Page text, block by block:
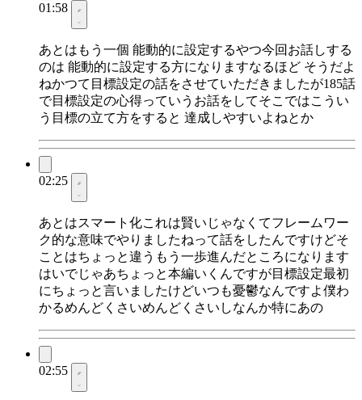
01:58
あとはもう一個 能動的に設定するやつ今回お話しする
のは 能動的に設定する方になりますなるほど そうだよ
ねかつて目標設定の話をさせていただきましたが185話
で目標設定の心得っていうお話をしてそこではこうい
う目標の立て方をすると 達成しやすいよねとか
02:25
あとはスマート化これは賢いじゃなくてフレームワー
ク的な意味でやりましたねって話をしたんですけどそ
ことはちょっと違うもう一歩進んだところになります
はいでじゃあちょっと本編いくんですが目標設定最初
にちょっと言いましたけどいつも憂鬱なんですよ僕わ
かるめんどくさいめんどくさいしなんか特にあの
02:55